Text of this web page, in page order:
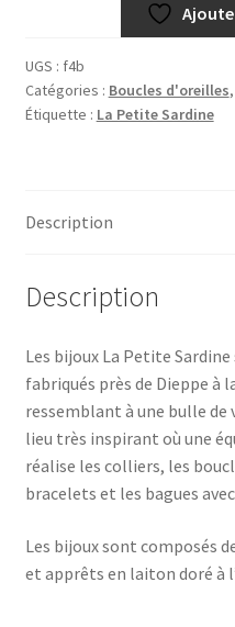
UGS : f4b
Catégories : Boucles d'oreilles,
Étiquette : La Petite Sardine
Description
Description
Les bijoux La Petite
fabriqués près de Dieppe à
ressemblant à une bulle de
lieu très inspirant où une
réalise les colliers, les
bracelets et les bagues
Les bijoux sont composés
et apprêts en laiton doré à